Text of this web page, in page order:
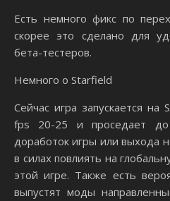
Есть немного фикс по
скорее это сделано для
бета-тестеров.
Немного о Starfield
Сейчас игра запускается
fps 20-25 и проседает
доработок игры или выхода
в силах повлиять на
этой игре. Также есть
выпустят моды